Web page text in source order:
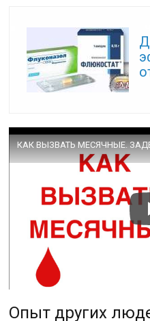
КАК ВЫЗВАТЬ МЕСЯЧНЫЕ.
Опыт других